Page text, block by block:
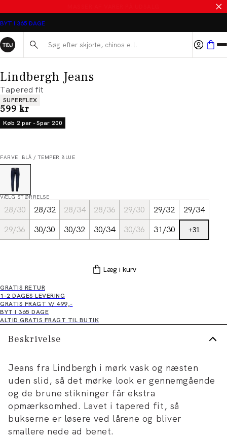
BYT I 365 DAGE
Søg her...
Lindbergh Jeans
Tapered fit
Produkt egenskaber
SUPERFLEX
I alt (inkl. rabat)
599 kr
Køb 2 par - Spar 200
FARVE: BLÅ / TEMPER BLUE
VÆLG STØRRELSE
28/30 28/32 28/34 28/36 29/30 29/32
29/34
29/36
30/30 30/32 30/34 30/36 31/30 +31
Læg i kurv
GRATIS RETUR
1-2 DAGES LEVERING
GRATIS FRAGT V/ 499,-
BYT I 365 DAGE
ALTID GRATIS FRAGT TIL BUTIK
Beskrivelse
Jeans fra Lindbergh i mørk vask og næsten
uden slid, så det mørke look er gennemgående
og de brune stikninger får ekstra
opmærksomhed. Lavet i tapered fit, så
bukserne er løsere ved lårene og bliver
smallere nede ad benet.